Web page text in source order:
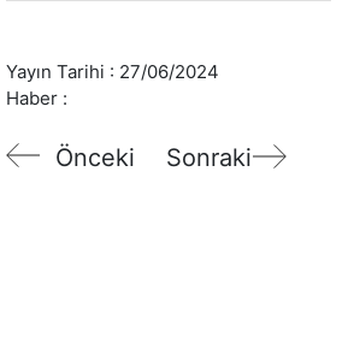
Yayın Tarihi : 27/06/2024
Haber :
Önceki Sonraki